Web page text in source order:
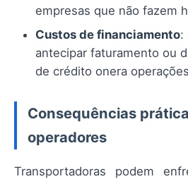
empresas que não fazem
Custos de financiamento:
antecipar faturamento ou
de crédito onera
Consequências
operadores
Transportadoras podem